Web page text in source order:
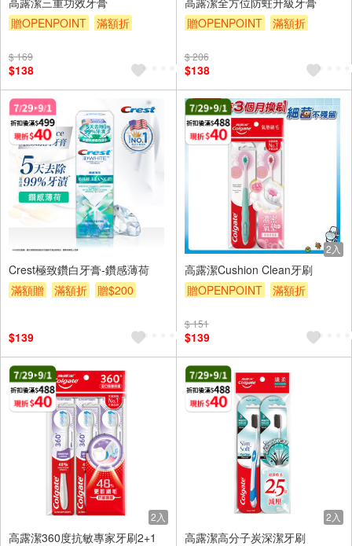
贈OPENPOINT
滿額折
$ 169
$138
贈OPENPOINT
滿額折
$ 206
$138
Crest極致鑽白牙膏-鑽感薄荷
滿額贈
滿額折 贈$200
$139
2入
高露潔Cushion Clean牙刷
贈OPENPOINT
滿額折
$ 151
$139
2入
高露潔360度抗敏專家牙刷2+1
2入
高露潔高分子炭深潔牙刷